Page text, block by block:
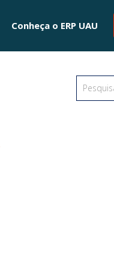
Conheça o ERP UAU